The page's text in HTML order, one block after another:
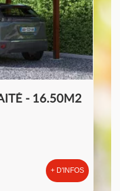
- 16.50M2
+ D'INFOS